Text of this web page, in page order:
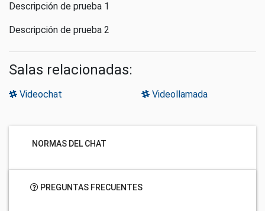
Descripción de prueba 1
Descripción de prueba 2
Salas relacionadas:
Videochat Videollamada
NORMAS DEL CHAT
PREGUNTAS FRECUENTES